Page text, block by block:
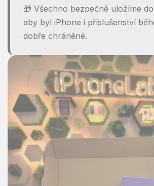
🎁 Všechno bezpečně uložíme
aby byl iPhone i příslušenství
dobře chráněné.